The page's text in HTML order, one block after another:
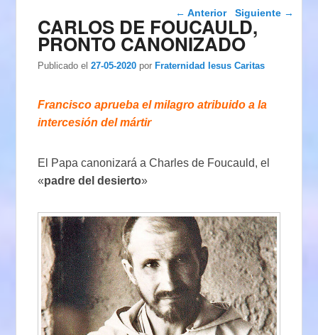
Navegación de
entradas
← Anterior Siguiente →
CARLOS DE FOUCAULD,
PRONTO CANONIZADO
Publicado el 27-05-2020 porFraternidad Iesus Caritas
Francisco aprueba el milagro atribuido a la
intercesión del mártir
El Papa canonizará a Charles de Foucauld, el
«padre del desierto»